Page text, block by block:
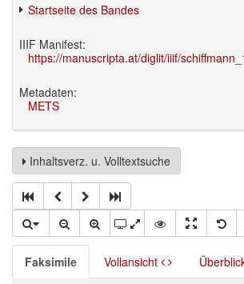
Startseite des Bandes
IIIF Manifest:
https://manuscripta.at/diglit/iiif/
Metadaten:
METS
Inhaltsverz. u. Volltextsuche
Faksimile Vollansicht